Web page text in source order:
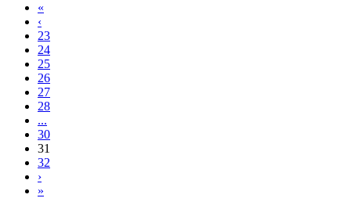
«
‹
23
24
25
26
27
28
...
30
31
32
›
»